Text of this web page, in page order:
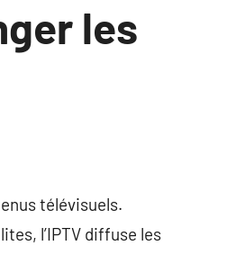
les
télévisuels.
l’IPTV diffuse les